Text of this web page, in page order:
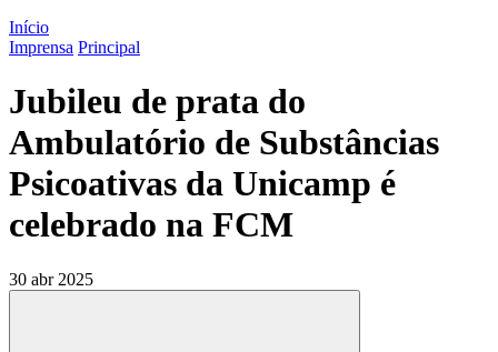
Início
Imprensa Principal
Jubileu de prata do
Ambulatório de Substâncias
Psicoativas da Unicamp é
celebrado na FCM
30 abr 2025